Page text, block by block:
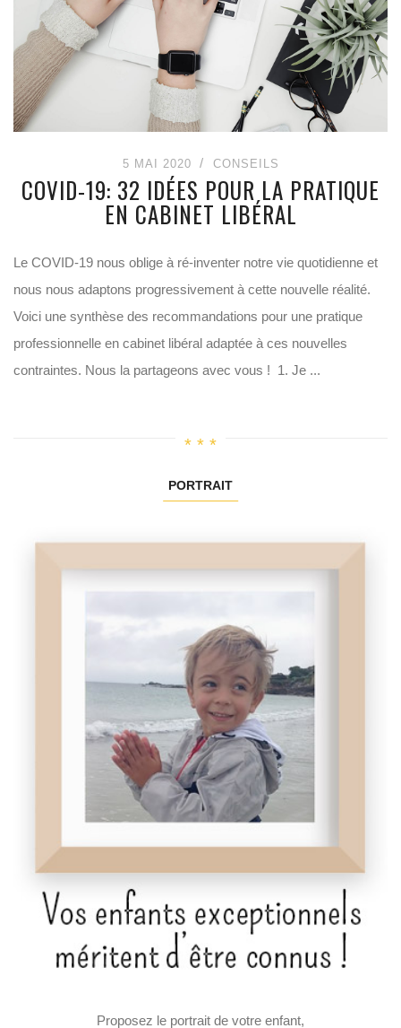
5 MAI 2020 CONSEILS
COVID-19: 32 IDÉES POUR LA PRATIQUE
EN CABINET LIBÉRAL
Le COVID-19 nous oblige à ré-inventer notre vie quotidienne et
nous nous adaptons progressivement à cette nouvelle réalité.
Voici une synthèse des recommandations pour une pratique
professionnelle en cabinet libéral adaptée à ces nouvelles
contraintes. Nous la partageons avec vous ! 1. Je ...
PORTRAIT
Proposez le portrait de votre enfant,